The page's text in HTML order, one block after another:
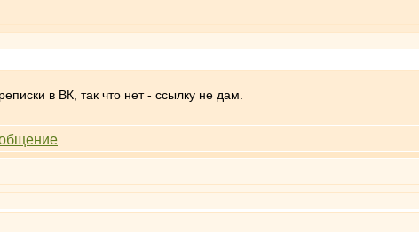
в ВК, так что нет - ссылку не дам.